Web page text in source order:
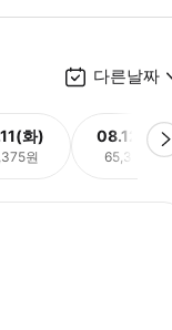
다른날짜
화)
원
08.12(수)
65,375원